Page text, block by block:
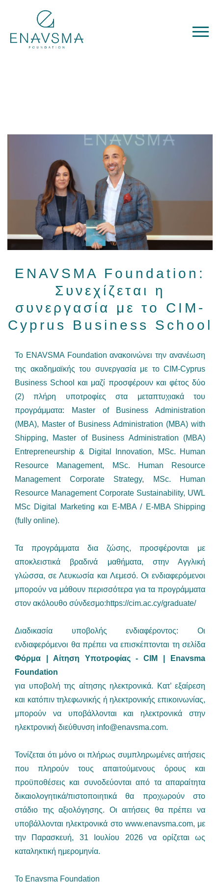
ENAVSMA Foundation:
Συνεχίζεται η
συνεργασία με το CIM-
Cyprus Business School
Το ENAVSMA Foundation ανακοινώνει την ανανέωση
της ακαδημαϊκής του συνεργασία με το CIM-Cyprus
Business School και μαζί προσφέρουν και φέτος δύο
(2) πλήρη υποτροφίες στα μεταπτυχιακά του
προγράμματα: Master of Business Administration
(MBA), Master of Business Administration (MBA) with
Shipping, Master of Business Administration (MBA)
Entrepreneurship & Digital Innovation, MSc. Human
Resource Management, MSc. Human Resource
Management Corporate Strategy, MSc. Human
Resource Management Corporate Sustainability, UWL
MSc Digital Marketing και E-MBA / E-MBA Shipping
(fully online).
Τα προγράμματα δια ζώσης, προσφέρονται με
αποκλειστικά βραδινά μαθήματα, στην Αγγλική
γλώσσα, σε Λευκωσία και Λεμεσό. Οι ενδιαφερόμενοι
μπορούν να μάθουν περισσότερα για τα προγράμματα
στον ακόλουθο σύνδεσμο:https://cim.ac.cy/graduate/
Διαδικασία υποβολής ενδιαφέροντος: Οι
ενδιαφερόμενοι θα πρέπει να επισκέπτονται τη σελίδα
Φόρμα | Αίτηση Υποτροφίας - CIM | Εnavsma
Foundation
για υποβολή της αίτησης ηλεκτρονικά. Κατ’ εξαίρεση
και κατόπιν τηλεφωνικής ή ηλεκτρονικής επικοινωνίας,
μπορούν να υποβάλλονται και ηλεκτρονικά στην
ηλεκτρονική διεύθυνση info@enavsma.com.
Τονίζεται ότι μόνο οι πλήρως συμπληρωμένες αιτήσεις
που πληρούν τους απαιτούμενους όρους και
προϋποθέσεις και συνοδεύονται από τα απαραίτητα
δικαιολογητικά/πιστοποιητικά θα προχωρούν στο
στάδιο της αξιολόγησης. Οι αιτήσεις θα πρέπει να
υποβάλλονται ηλεκτρονικά στο www.enavsma.com, με
την Παρασκευή, 31 Ιουλίου 2026 να ορίζεται ως
καταληκτική ημερομηνία.
Το Enavsma Foundation